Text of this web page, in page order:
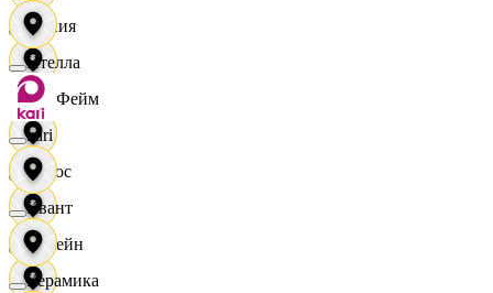
Линия
ЛисФейм
Логос
Лорейн
Ителла
kari
Квант
Керамика